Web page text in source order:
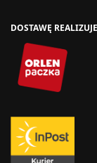
DOSTAWĘ